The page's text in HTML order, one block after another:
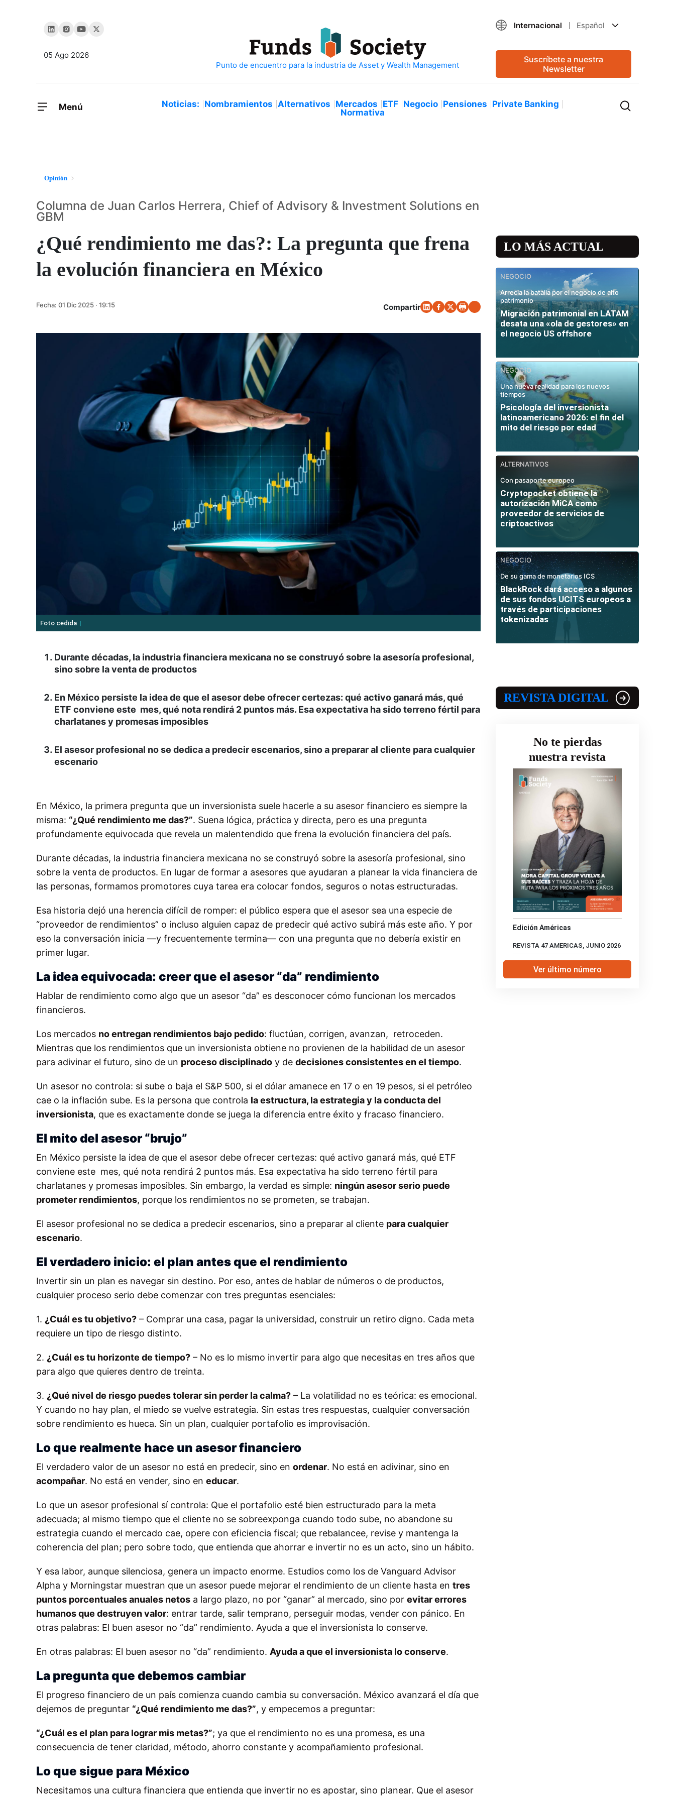
05 Ago 2026
Internacional Español
Suscríbete a nuestra
Newsletter
Menú Noticias: Nombramientos Alternativos Mercados ETF Negocio Pensiones Private Banking
Normativa
Opinión
¿Qué rendimiento me das?: La pregunta que frena
la evolución financiera en México
Columna de Juan Carlos Herrera, Chief of Advisory & Investment Solutions en
GBM
Fecha: 01 Dic 2025 · 19:15 Compartir
Foto cedida
Durante décadas, la industria financiera mexicana no se construyó sobre la asesoría profesional,
sino sobre la venta de productos
En México persiste la idea de que el asesor debe ofrecer certezas: qué activo ganará más, qué
ETF conviene este mes, qué nota rendirá 2 puntos más. Esa expectativa ha sido terreno fértil para
charlatanes y promesas imposibles
El asesor profesional no se dedica a predecir escenarios, sino a preparar al cliente para cualquier
escenario
En México, la primera pregunta que un inversionista suele hacerle a su asesor financiero es siempre la
misma: “¿Qué rendimiento me das?”. Suena lógica, práctica y directa, pero es una pregunta
profundamente equivocada que revela un malentendido que frena la evolución financiera del país.
Durante décadas, la industria financiera mexicana no se construyó sobre la asesoría profesional, sino
sobre la venta de productos. En lugar de formar a asesores que ayudaran a planear la vida financiera de
las personas, formamos promotores cuya tarea era colocar fondos, seguros o notas estructuradas.
Esa historia dejó una herencia difícil de romper: el público espera que el asesor sea una especie de
“proveedor de rendimientos” o incluso alguien capaz de predecir qué activo subirá más este año. Y por
eso la conversación inicia —y frecuentemente termina— con una pregunta que no debería existir en
primer lugar.
La idea equivocada: creer que el asesor “da” rendimiento
Hablar de rendimiento como algo que un asesor “da” es desconocer cómo funcionan los mercados
financieros.
Los mercados no entregan rendimientos bajo pedido: fluctúan, corrigen, avanzan, retroceden.
Mientras que los rendimientos que un inversionista obtiene no provienen de la habilidad de un asesor
para adivinar el futuro, sino de un proceso disciplinado y de decisiones consistentes en el tiempo.
Un asesor no controla: si sube o baja el S&P 500, si el dólar amanece en 17 o en 19 pesos, si el petróleo
cae o la inflación sube. Es la persona que controla la estructura, la estrategia y la conducta del
inversionista, que es exactamente donde se juega la diferencia entre éxito y fracaso financiero.
El mito del asesor “brujo”
En México persiste la idea de que el asesor debe ofrecer certezas: qué activo ganará más, qué ETF
conviene este mes, qué nota rendirá 2 puntos más. Esa expectativa ha sido terreno fértil para
charlatanes y promesas imposibles. Sin embargo, la verdad es simple: ningún asesor serio puede
prometer rendimientos, porque los rendimientos no se prometen, se trabajan.
El asesor profesional no se dedica a predecir escenarios, sino a preparar al cliente para cualquier
escenario.
El verdadero inicio: el plan antes que el rendimiento
Invertir sin un plan es navegar sin destino. Por eso, antes de hablar de números o de productos,
cualquier proceso serio debe comenzar con tres preguntas esenciales:
1. ¿Cuál es tu objetivo? – Comprar una casa, pagar la universidad, construir un retiro digno. Cada meta
requiere un tipo de riesgo distinto.
2. ¿Cuál es tu horizonte de tiempo? – No es lo mismo invertir para algo que necesitas en tres años que
para algo que quieres dentro de treinta.
3. ¿Qué nivel de riesgo puedes tolerar sin perder la calma? – La volatilidad no es teórica: es emocional.
Y cuando no hay plan, el miedo se vuelve estrategia. Sin estas tres respuestas, cualquier conversación
sobre rendimiento es hueca. Sin un plan, cualquier portafolio es improvisación.
Lo que realmente hace un asesor financiero
El verdadero valor de un asesor no está en predecir, sino en ordenar. No está en adivinar, sino en
acompañar. No está en vender, sino en educar.
Lo que un asesor profesional sí controla: Que el portafolio esté bien estructurado para la meta
adecuada; al mismo tiempo que el cliente no se sobreexponga cuando todo sube, no abandone su
estrategia cuando el mercado cae, opere con eficiencia fiscal; que rebalancee, revise y mantenga la
coherencia del plan; pero sobre todo, que entienda que ahorrar e invertir no es un acto, sino un hábito.
Y esa labor, aunque silenciosa, genera un impacto enorme. Estudios como los de Vanguard Advisor
Alpha y Morningstar muestran que un asesor puede mejorar el rendimiento de un cliente hasta en tres
puntos porcentuales anuales netos a largo plazo, no por “ganar” al mercado, sino por evitar errores
humanos que destruyen valor: entrar tarde, salir temprano, perseguir modas, vender con pánico. En
otras palabras: El buen asesor no “da” rendimiento. Ayuda a que el inversionista lo conserve.
En otras palabras: El buen asesor no “da” rendimiento. Ayuda a que el inversionista lo conserve.
La pregunta que debemos cambiar
El progreso financiero de un país comienza cuando cambia su conversación. México avanzará el día que
dejemos de preguntar “¿Qué rendimiento me das?”, y empecemos a preguntar:
“¿Cuál es el plan para lograr mis metas?”; ya que el rendimiento no es una promesa, es una
consecuencia de tener claridad, método, ahorro constante y acompañamiento profesional.
Lo que sigue para México
Necesitamos una cultura financiera que entienda que invertir no es apostar, sino planear. Que el asesor
LO MÁS ACTUAL
NEGOCIO
Arrecia la batalla por el negocio de alto
patrimonio
Migración patrimonial en LATAM
desata una «ola de gestores» en
el negocio US offshore
NEGOCIO
Una nueva realidad para los nuevos
tiempos
Psicología del inversionista
latinoamericano 2026: el fin del
mito del riesgo por edad
ALTERNATIVOS
Con pasaporte europeo
Cryptopocket obtiene la
autorización MiCA como
proveedor de servicios de
criptoactivos
NEGOCIO
De su gama de monetarios ICS
BlackRock dará acceso a algunos
de sus fondos UCITS europeos a
través de participaciones
tokenizadas
REVISTA DIGITAL
No te pierdas
nuestra revista
Edición Américas
REVISTA 47 AMERICAS, JUNIO 2026
Ver último número